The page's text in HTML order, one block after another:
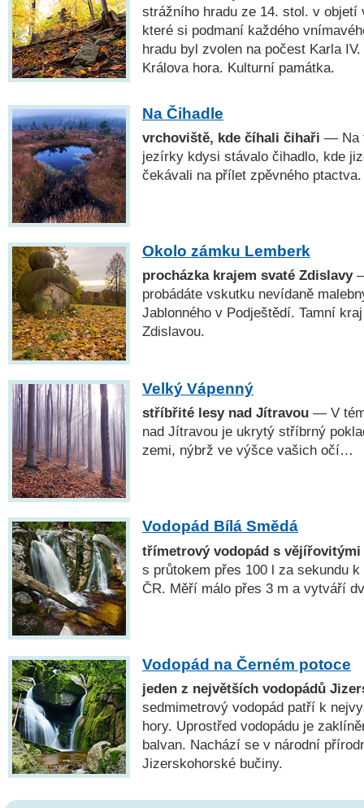
strážního hradu ze 14. stol. v
které si podmaní každého
hradu byl zvolen na počest Karla
Králova hora. Kulturní památka.
Na Čihadle
vrchoviště, kde číhali čihaři — Na
jezírky kdysi stávalo čihadlo, kde
čekávali na přílet zpěvného ptactva.
Okolo zámku Lemberk
procházka krajem svaté Zdislavy—
probádáte vskutku nevídaně
Jablonného v Podještědí. Tamní
Zdislavou.
Velký Vápenný
stříbřité lesy nad Jítravou — V
nad Jítravou je ukrytý stříbrný
zemi, nýbrž ve výšce vašich očí…
Vodopád Bílá Smědá
třímetrový vodopád s vějířovitými
s průtokem přes 100 l za sekundu
ČR. Měří málo přes 3 m a vytváří
Vodopád na Černém potoce
jeden z největších vodopádů
sedmimetrový vodopád patří k
hory. Uprostřed vodopádu je
balvan. Nachází se v národní
Jizerskohorské bučiny.